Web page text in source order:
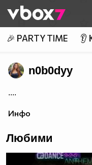
👾
🎉 PARTY TIME 👂
n0b0dyy
....
Инфо
Любими